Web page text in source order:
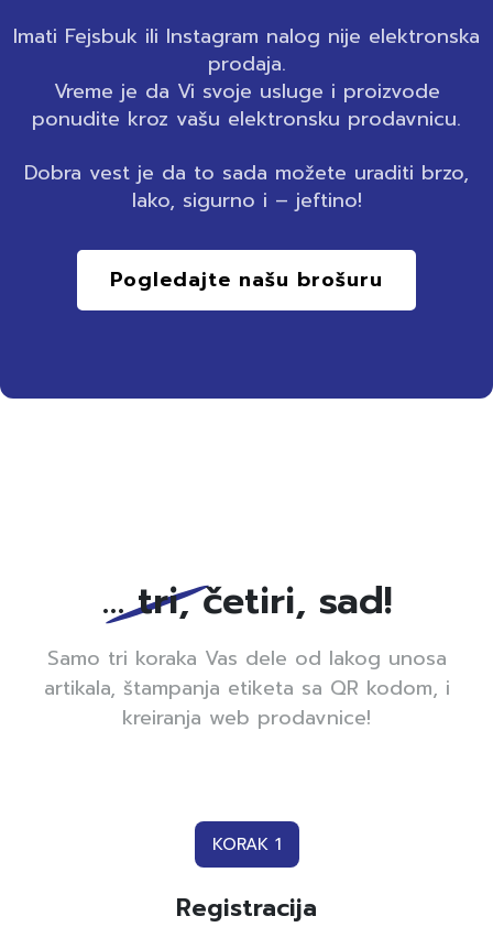
Imati Fejsbuk ili Instagram nalog nije elektronska
prodaja.
Vreme je da Vi svoje usluge i proizvode
ponudite kroz vašu elektronsku prodavnicu.
Dobra vest je da to sada možete uraditi brzo,
lako, sigurno i – jeftino!
Pogledajte našu brošuru
… tri, četiri, sad!
Samo tri koraka Vas dele od lakog unosa
artikala, štampanja etiketa sa QR kodom, i
kreiranja web prodavnice!
KORAK 1
Registracija